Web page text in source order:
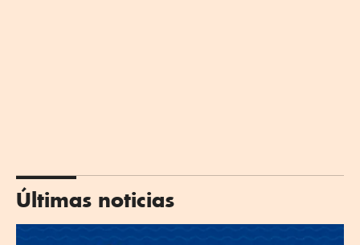
Últimas noticias